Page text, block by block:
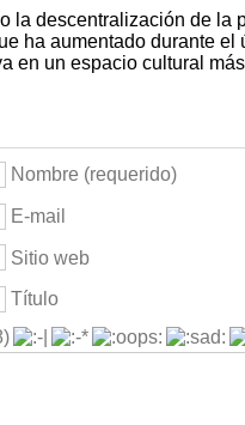
la descentralización de la
ha aumentado durante
en un espacio cultural
Nombre (requerido)
E-mail
Sitio web
Título